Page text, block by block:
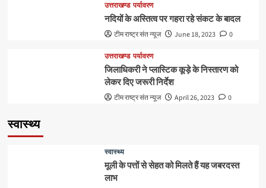
उत्तराखण्ड पर्यावरण
नदियों के अस्तित्व पर गहरा रहे संकट के बादल
टीम राष्ट्र संत न्यूज June 18, 2023 0
उत्तराखण्ड पर्यावरण
जिलाधिकरी ने प्लास्टिक कूड़े के निस्तारण को
लेकर दिए जरूरी निर्देश
टीम राष्ट्र संत न्यूज April 26, 2023 0
स्वास्थ्य
स्वास्थ्य
मूली के पत्तों से सेहत को मिलते हैं यह जबरदस्त
लाभ